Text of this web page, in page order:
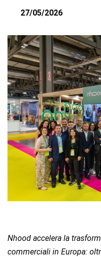
27/05/2026
Nhood accelera la
commerciali in Europa: